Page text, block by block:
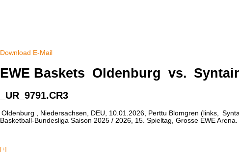
Download E-Mail
EWE Baskets Oldenburg vs.
_UR_9791.CR3
Oldenburg , Niedersachsen, DEU, 10.01.2026, Perttu Blomgren (links,
Basketball-Bundesliga Saison 2025 / 2026, 15. Spieltag, Grosse EWE
[+]